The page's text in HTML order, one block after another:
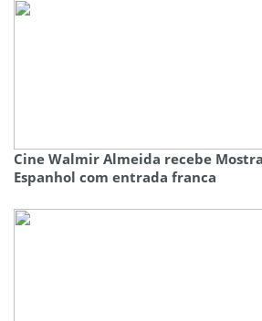
Cine Walmir Almeida recebe
Espanhol com entrada franca